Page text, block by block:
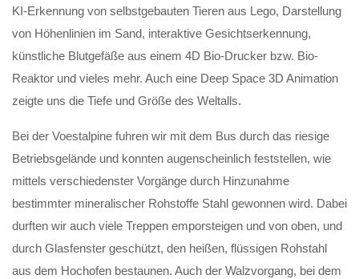
KI-Erkennung von selbstgebauten Tieren aus Lego, Darstellung
von Höhenlinien im Sand, interaktive Gesichtserkennung,
künstliche Blutgefäße aus einem 4D Bio-Drucker bzw. Bio-
Reaktor und vieles mehr. Auch eine Deep Space 3D Animation
zeigte uns die Tiefe und Größe des Weltalls.
Bei der Voestalpine fuhren wir mit dem Bus durch das riesige
Betriebsgelände und konnten augenscheinlich feststellen, wie
mittels verschiedenster Vorgänge durch Hinzunahme
bestimmter mineralischer Rohstoffe Stahl gewonnen wird. Dabei
durften wir auch viele Treppen emporsteigen und von oben, und
durch Glasfenster geschützt, den heißen, flüssigen Rohstahl
aus dem Hochofen bestaunen. Auch der Walzvorgang, bei dem